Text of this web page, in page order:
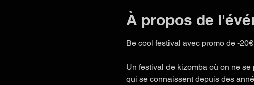
À propos de
Be cool festival avec promo de -
Un festival de kizomba où on ne
qui se connaissent depuis des